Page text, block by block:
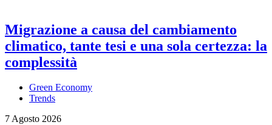
Migrazione a causa del cambiamento
climatico, tante tesi e una sola certezza: la
complessità
Green Economy
Trends
7 Agosto 2026